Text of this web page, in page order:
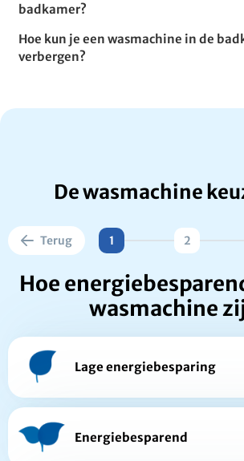
badkamer?
Hoe kun je een wasmachine in de
verbergen?
De wasmachine
Terug 1 2
Hoe
wasmachine
Lage energiebesparing
Energiebesparend